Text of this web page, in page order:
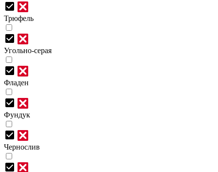
Трюфель
Угольно-серая
Фладен
Фундук
Чернослив